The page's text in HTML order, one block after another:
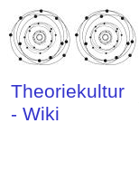
Theoriekultur
- Wiki